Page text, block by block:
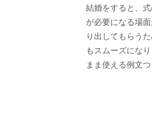
結婚をすると、
が必要になる場
り出してもらう
もスムーズにな
まま使える例文